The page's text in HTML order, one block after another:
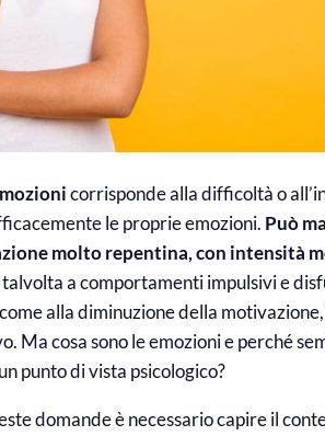
corrisponde alla difficoltà o
le proprie emozioni. Può
molto repentina, con intensità
a comportamenti impulsivi e
alla diminuzione della
Ma cosa sono le emozioni e perché
punto di vista psicologico?
domande è necessario capire il